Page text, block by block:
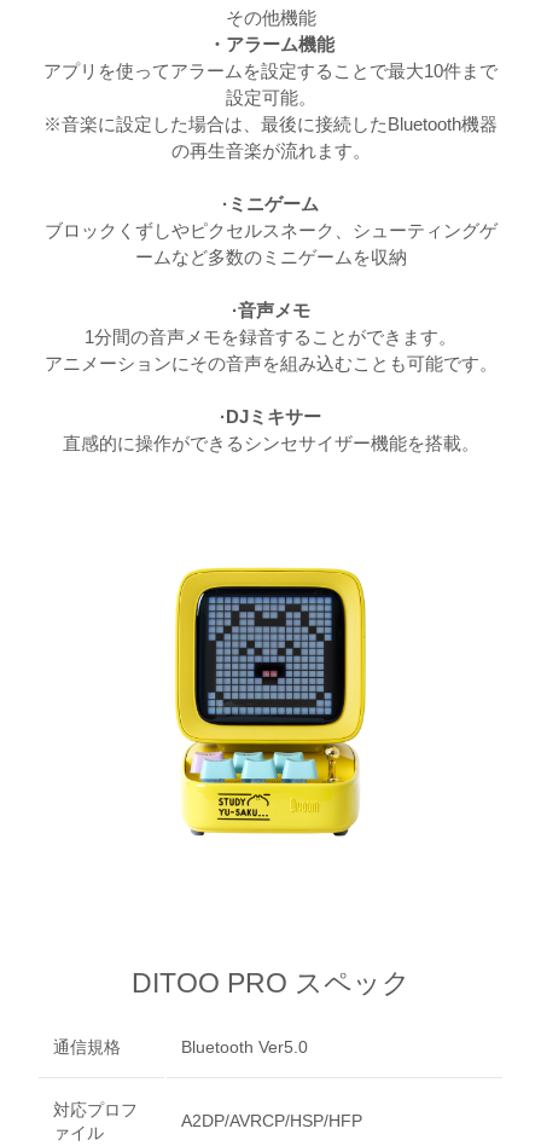
その他機能
・アラーム機能
アプリを使ってアラームを設定することで最大10件まで
設定可能。
※音楽に設定した場合は、最後に接続したBluetooth機器
の再生音楽が流れます。
·ミニゲーム
ブロックくずしやピクセルスネーク、シューティングゲ
ームなど多数のミニゲームを収納
·音声メモ
1分間の音声メモを録音することができます。
アニメーションにその音声を組み込むことも可能です。
·DJミキサー
直感的に操作ができるシンセサイザー機能を搭載。
DITOO PRO スペック
通信規格 Bluetooth Ver5.0
対応プロフ
ァイル
A2DP/AVRCP/HSP/HFP